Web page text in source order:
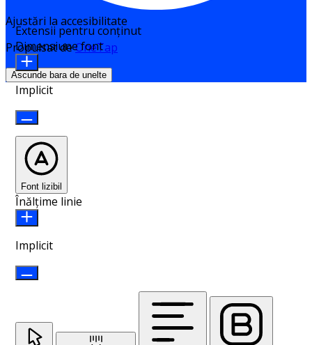
Ajustări la accesibilitate
Propulsat deOneTap
Ascunde bara de unelte
Extensii pentru conținut
Dimensiune font
Implicit
Font lizibil
Înălțime linie
Implicit